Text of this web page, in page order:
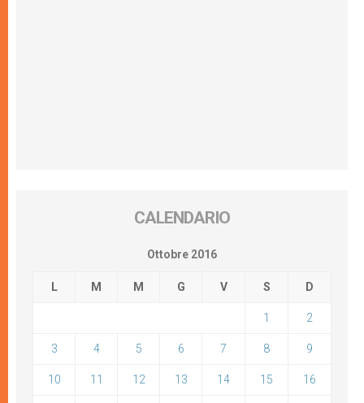
CALENDARIO
Ottobre 2016
L M M G V S D
1 2
3 4 5 6 7 8 9
10 11 12 13 14 15 16